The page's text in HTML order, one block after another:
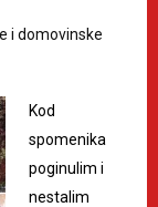
i domovinske
Kod
spomenika
poginulim i
nestalim